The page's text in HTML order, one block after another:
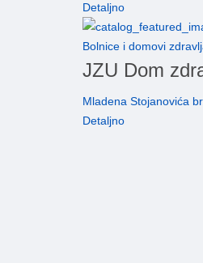
Detaljno
Bolnice i domovi
JZU Dom
Mladena Stojanovića
Detaljno